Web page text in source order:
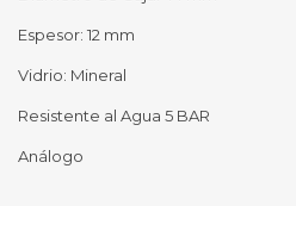
Espesor: 12 mm
Vidrio: Mineral
Resistente al Agua 5 BAR
Análogo